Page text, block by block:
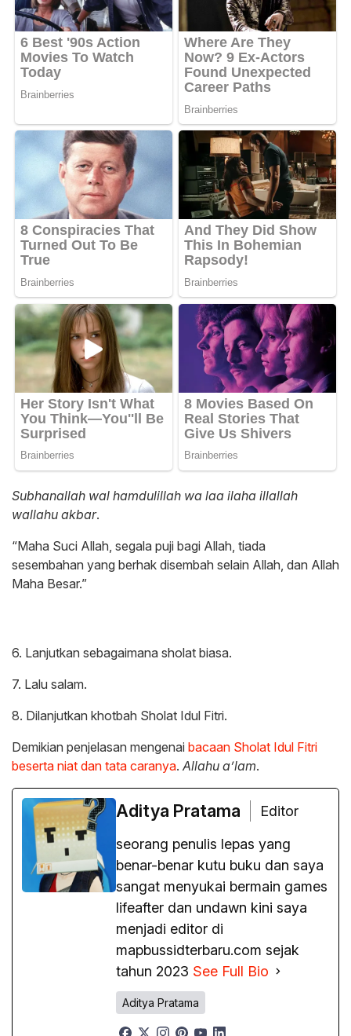
Subhanallah wal hamdulillah wa laa ilaha illallah
wallahu akbar.
“Maha Suci Allah, segala puji bagi Allah, tiada
sesembahan yang berhak disembah selain Allah, dan Allah
Maha Besar.”
6. Lanjutkan sebagaimana sholat biasa.
7. Lalu salam.
8. Dilanjutkan khotbah Sholat Idul Fitri.
Demikian penjelasan mengenai bacaan Sholat Idul Fitri
beserta niat dan tata caranya. Allahu a’lam.
Aditya Pratama
Editor
seorang penulis lepas yang
benar-benar kutu buku dan saya
sangat menyukai bermain games
lifeafter dan undawn kini saya
menjadi editor di
mapbussidterbaru.com sejak
tahun 2023 See Full Bio
Aditya Pratama